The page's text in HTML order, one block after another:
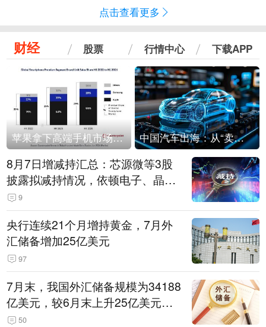
点击查看更多
财经 股票 行情中心 下载APP
苹果拿下高端手机市场65%的份额：iPhone 17系列功不可没 中国汽车出海：从“卖出去”到“走进去”
8月7日增减持汇总：芯源微等3股
披露拟减持情况，依顿电子、晶华
微拟增持（表）
9
央行连续21个月增持黄金，7月外
汇储备增加25亿美元
97
7月末，我国外汇储备规模为34188
亿美元，较6月末上升25亿美元，
升幅为0.07%
50